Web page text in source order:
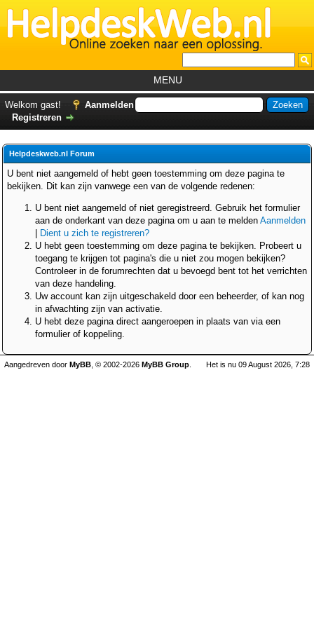
MENU
Helpdesks
Forum
Welkom gast!
Aanmelden
Registreren
Helpdeskweb.nl Forum
U bent niet aangemeld of hebt geen toestemming om deze pagina te
bekijken. Dit kan zijn vanwege een van de volgende redenen:
U bent niet aangemeld of niet geregistreerd. Gebruik het formulier
aan de onderkant van deze pagina om u aan te melden Aanmelden
Dient u zich te registreren?
U hebt geen toestemming om deze pagina te bekijken. Probeert u
toegang te krijgen tot pagina's die u niet zou mogen bekijken?
Controleer in de forumrechten dat u bevoegd bent tot het verrichten
van deze handeling.
Uw account kan zijn uitgeschakeld door een beheerder, of kan nog
in afwachting zijn van activatie.
U hebt deze pagina direct aangeroepen in plaats van via een
formulier of koppeling.
Het is nu 09 August 2026, 7:28
Aangedreven door MyBB , © 2002-2026 MyBB Group